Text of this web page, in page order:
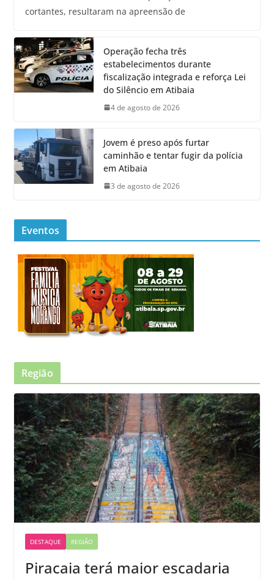
cortantes, resultaram na apreensão de
Operação fecha três
estabelecimentos durante
fiscalização integrada e reforça Lei
do Silêncio em Atibaia
4 de agosto de 2026
Jovem é preso após furtar
caminhão e tentar fugir da polícia
em Atibaia
3 de agosto de 2026
Eventos
Região
DESTAQUE REGIÃO
Piracaia terá maior escadaria